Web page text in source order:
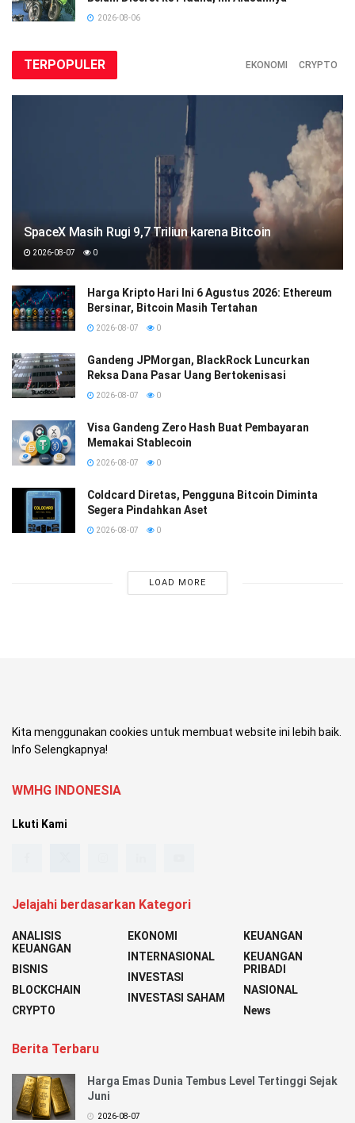
2026-08-06
TERPOPULER EKONOMI CRYPTO
SpaceX Masih Rugi 9,7 Triliun karena Bitcoin
2026-08-07 0
Harga Kripto Hari Ini 6 Agustus 2026: Ethereum
Bersinar, Bitcoin Masih Tertahan
2026-08-07 0
Gandeng JPMorgan, BlackRock Luncurkan
Reksa Dana Pasar Uang Bertokenisasi
2026-08-07 0
Visa Gandeng Zero Hash Buat Pembayaran
Memakai Stablecoin
2026-08-07 0
Coldcard Diretas, Pengguna Bitcoin Diminta
Segera Pindahkan Aset
2026-08-07 0
LOAD MORE
Kita menggunakan cookies untuk membuat website ini lebih baik.
Info Selengkapnya!
WMHG INDONESIA
Lkuti Kami
Jelajahi berdasarkan Kategori
ANALISIS
KEUANGAN
BISNIS
BLOCKCHAIN
CRYPTO
EKONOMI
INTERNASIONAL
INVESTASI
INVESTASI SAHAM
KEUANGAN
KEUANGAN
PRIBADI
NASIONAL
News
Berita Terbaru
Harga Emas Dunia Tembus Level Tertinggi Sejak
Juni
2026-08-07